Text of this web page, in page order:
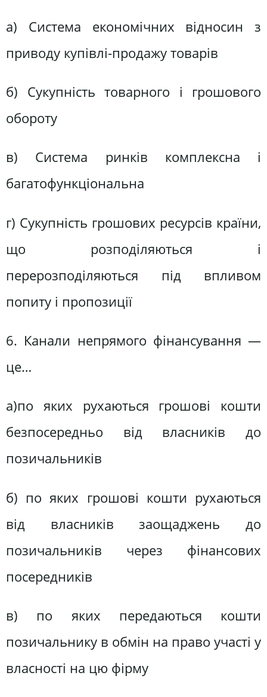
а) Система економічних відносин з
приводу купівлі-продажу товарів
б) Сукупність товарного і грошового
обороту
в) Система ринків комплексна і
багатофункціональна
г) Сукупність грошових ресурсів країни,
що розподіляються і
перерозподіляються під впливом
попиту і пропозиції
6. Канали непрямого фінансування —
це…
а)по яких рухаються грошові кошти
безпосередньо від власників до
позичальників
б) по яких грошові кошти рухаються
від власників заощаджень до
позичальників через фінансових
посередників
в) по яких передаються кошти
позичальнику в обмін на право участі у
власності на цю фірму